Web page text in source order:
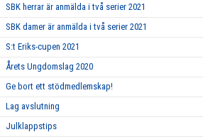
SBK herrar är anmälda i två serier 2021
SBK damer är anmälda i två serier 2021
S:t Eriks-cupen 2021
Årets Ungdomslag 2020
Ge bort ett stödmedlemskap!
Lag avslutning
Julklappstips